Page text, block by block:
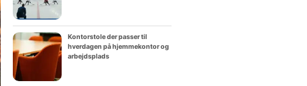
Kontorstole der passer til
hverdagen på hjemmekontor og
arbejdsplads